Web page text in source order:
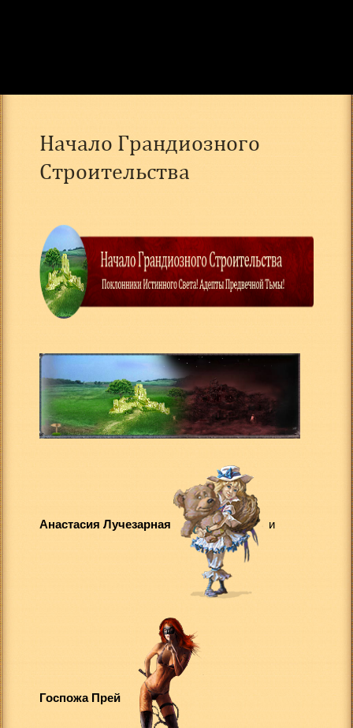
Начало Грандиозного
Строительства
Анастасия Лучезарная и
Госпожа Прей